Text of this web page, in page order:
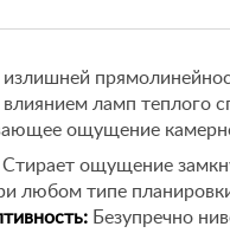
ламп теплого
ощущение
Стирает ощущение
любом типе
Безупречно